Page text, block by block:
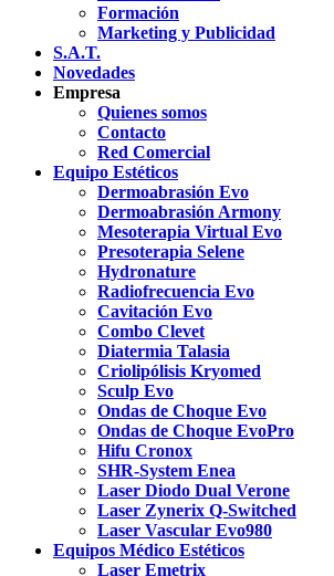
Formación
Marketing y Publicidad
S.A.T.
Novedades
Empresa
Quienes somos
Contacto
Red Comercial
Equipo Estéticos
Dermoabrasión Evo
Dermoabrasión Armony
Mesoterapia Virtual Evo
Presoterapia Selene
Hydronature
Radiofrecuencia Evo
Cavitación Evo
Combo Clevet
Diatermia Talasia
Criolipólisis Kryomed
Sculp Evo
Ondas de Choque Evo
Ondas de Choque EvoPro
Hifu Cronox
SHR-System Enea
Laser Diodo Dual Verone
Laser Zynerix Q-Switched
Laser Vascular Evo980
Equipos Médico Estéticos
Laser Emetrix